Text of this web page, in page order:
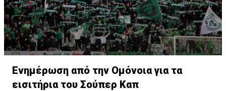
Ενημέρωση από την Ομόνοια για τα
εισιτήρια του Σούπερ Καπ